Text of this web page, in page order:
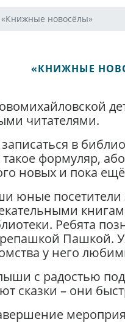
«Книжные новосёлы»
«КНИЖНЫЕ
читателями.
записаться в
такое формуляр,
новых и пока
юные посетители
Ребята
Пашкой.
у него
с радостью
сказки – они